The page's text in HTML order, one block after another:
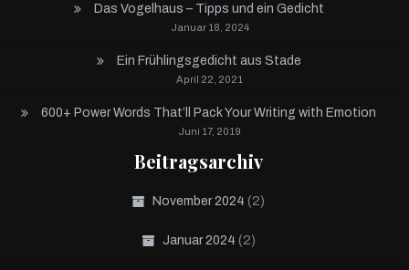
Das Vogelhaus – Tipps und ein Gedicht
Januar 18, 2024
Ein Frühlingsgedicht aus Stade
April 22, 2021
600+ Power Words That’ll Pack Your Writing with Emotion
Juni 17, 2019
Beitragsarchiv
November 2024 (2)
Januar 2024 (2)